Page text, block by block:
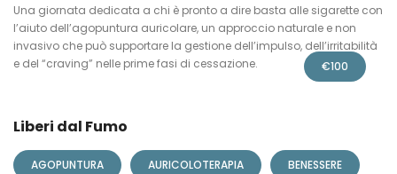
Una giornata dedicata a chi è pronto a dire basta alle sigarette con
l’aiuto dell’agopuntura auricolare, un approccio naturale e non
invasivo che può supportare la gestione dell’impulso, dell’irritabilità
e del “craving” nelle prime fasi di cessazione.
€100
Liberi dal Fumo
AGOPUNTURA AURICOLOTERAPIA BENESSERE